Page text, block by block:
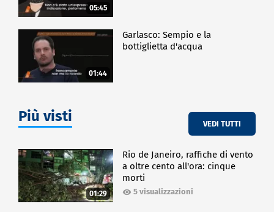
05:45
01:44
Garlasco: Sempio e la
bottiglietta d'acqua
Più visti VEDI TUTTI
01:29
Rio de Janeiro, raffiche di vento
a oltre cento all'ora: cinque
morti
5 visualizzazioni